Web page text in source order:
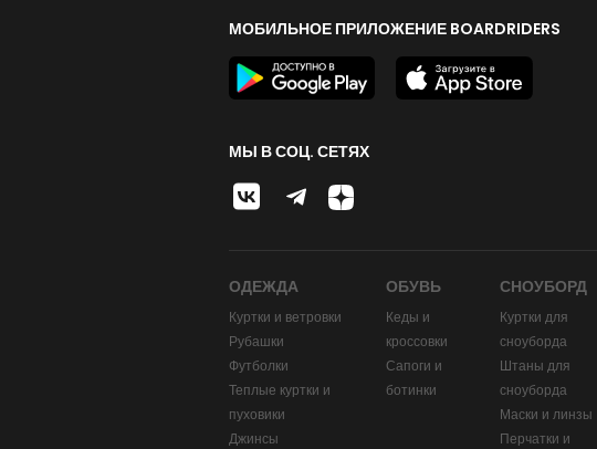
МОБИЛЬНОЕ ПРИЛОЖЕНИЕ BOARDRIDERS
МЫ В СОЦ. СЕТЯХ
ОДЕЖДА
Куртки и ветровки
Рубашки
Футболки
Теплые куртки и
пуховики
Джинсы
ОБУВЬ
Кеды и
кроссовки
Сапоги и
ботинки
СНОУБОРД
Куртки для
сноуборда
Штаны для
сноуборда
Маски и линзы
Перчатки и